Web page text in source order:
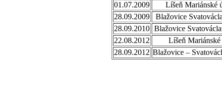
01.07.2009
Líšeň Mariánské
28.09.2009
Blažovice
28.09.2010 Blažovice
22.08.2012
Líšeň
28.09.2012 Blažovice –